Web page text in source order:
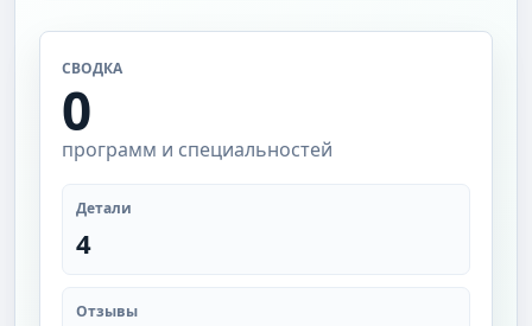
СВОДКА
0
программ и специальностей
Детали
4
Отзывы